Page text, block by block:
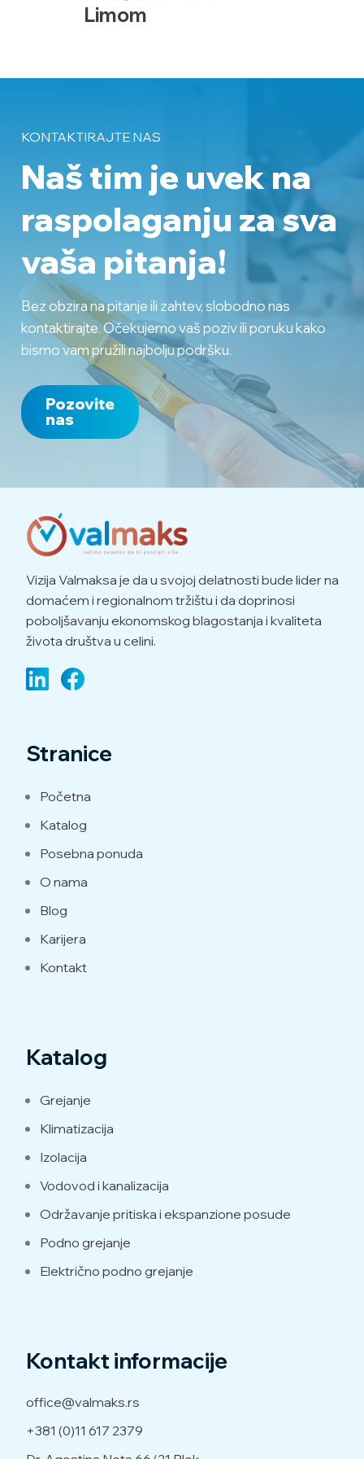
Limom
KONTAKTIRAJTE NAS
Naš tim je uvek na
raspolaganju za sva
vaša pitanja!
Bez obzira na pitanje ili zahtev, slobodno nas
kontaktirajte. Očekujemo vaš poziv ili poruku kako
bismo vam pružili najbolju podršku.
Pozovite
nas
Vizija Valmaksa je da u svojoj delatnosti bude lider na
domaćem i regionalnom tržištu i da doprinosi
poboljšavanju ekonomskog blagostanja i kvaliteta
života društva u celini.
Stranice
Početna
Katalog
Posebna ponuda
O nama
Blog
Karijera
Kontakt
Katalog
Grejanje
Klimatizacija
Izolacija
Vodovod i kanalizacija
Održavanje pritiska i ekspanzione posude
Podno grejanje
Električno podno grejanje
Kontakt informacije
office@valmaks.rs
+381 (0)11 617 2379